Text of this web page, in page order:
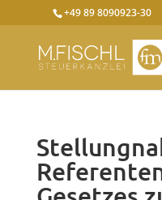
+49 89 8090923-30